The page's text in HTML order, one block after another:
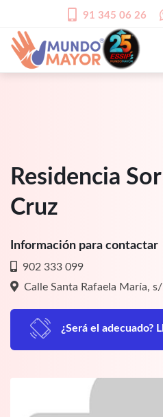
91 345 06 26
Residencia
Cruz
Información para contactar
902 333 099
Calle Santa Rafaela María,
¿Será el adecuado?